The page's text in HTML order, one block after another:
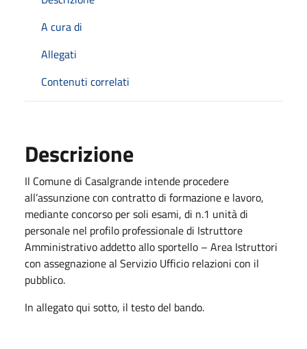
A cura di
Allegati
Contenuti correlati
Descrizione
Il Comune di Casalgrande intende procedere
all’assunzione con contratto di formazione e lavoro,
mediante concorso per soli esami, di n.1 unità di
personale nel profilo professionale di Istruttore
Amministrativo addetto allo sportello – Area Istruttori
con assegnazione al Servizio Ufficio relazioni con il
pubblico.
In allegato qui sotto, il testo del bando.